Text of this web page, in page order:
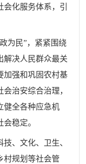
化服务体系，引
为民”，紧紧围绕
解决人民群众最关
加强和巩固农村基
治安综合治理，
健全各种应急机
稳定。
、文化、卫生、
村规划等社会管